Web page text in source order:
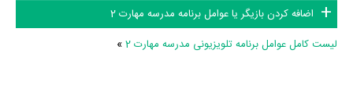
اطلاعات برنامه مدرسه مهارت 2
اضافه کردن بازیگر یا عوامل برنامه مدرسه مهارت 2
لیست کامل عوامل برنامه تلویزیونی مدرسه مهارت 2
»